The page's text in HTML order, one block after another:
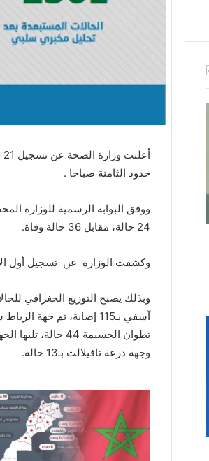
حدود الثامنة صباحا .
ووفق البوابة الرسمية للوزارة
24 حالة، مقابل 36 حالة وفاة.
وكشفت الوزارة عن تسجيل أول
وجهة درعة تافيلالت بـ13 حالة.